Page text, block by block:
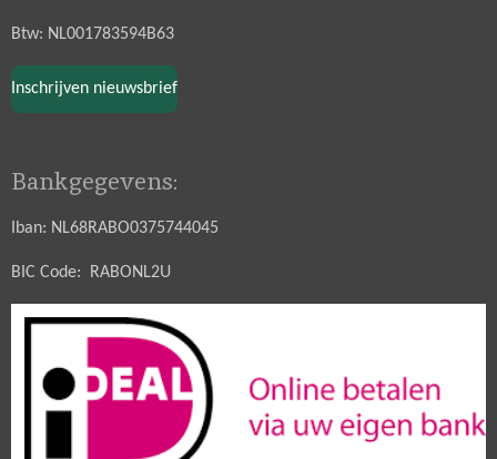
Btw: NL001783594B63
Inschrijven nieuwsbrief
Bankgegevens:
Iban: NL68RABO0375744045
BIC Code: RABONL2U